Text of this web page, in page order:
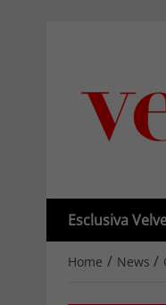
Esclusiva
Home / News /